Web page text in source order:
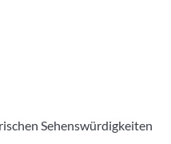
Sehenswürdigkeiten